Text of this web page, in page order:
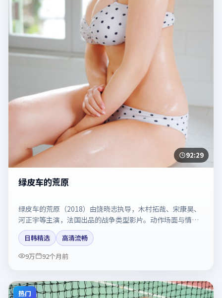
92:29
绿皮车的荒原
绿皮车的荒原（2018）由饶晓志执导，木村拓哉、宋康昊、
河正宇等主演，法国出品的战争类型影片。动作场面与情感
戏比例拿捏得当。剧情简介与主创信息可供检索参考，上映
日期以片方资料为准。
日韩精选
高清流畅
9万
92个月前
热门